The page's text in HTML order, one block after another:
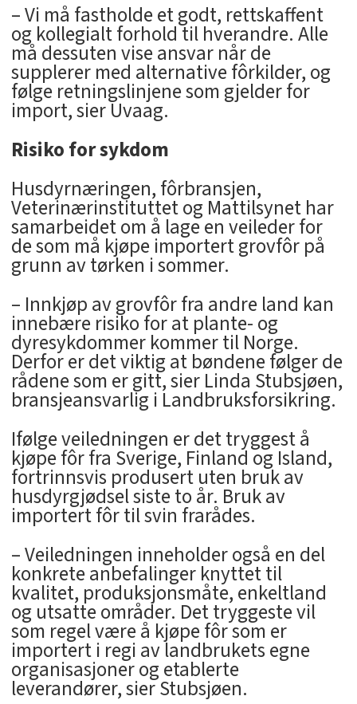
– Vi må fastholde et godt, rettskaffent
og kollegialt forhold til hverandre. Alle
må dessuten vise ansvar når de
supplerer med alternative fôrkilder, og
følge retningslinjene som gjelder for
import, sier Uvaag.
Risiko for sykdom
Husdyrnæringen, fôrbransjen,
Veterinærinstituttet og Mattilsynet har
samarbeidet om å lage en veileder for
de som må kjøpe importert grovfôr på
grunn av tørken i sommer.
– Innkjøp av grovfôr fra andre land kan
innebære risiko for at plante- og
dyresykdommer kommer til Norge.
Derfor er det viktig at bøndene følger de
rådene som er gitt, sier Linda Stubsjøen,
bransjeansvarlig i Landbruksforsikring.
Ifølge veiledningen er det tryggest å
kjøpe fôr fra Sverige, Finland og Island,
fortrinnsvis produsert uten bruk av
husdyrgjødsel siste to år. Bruk av
importert fôr til svin frarådes.
– Veiledningen inneholder også en del
konkrete anbefalinger knyttet til
kvalitet, produksjonsmåte, enkeltland
og utsatte områder. Det tryggeste vil
som regel være å kjøpe fôr som er
importert i regi av landbrukets egne
organisasjoner og etablerte
leverandører, sier Stubsjøen.